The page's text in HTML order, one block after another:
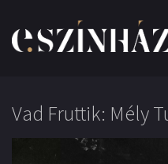
Vad Fruttik: Mély